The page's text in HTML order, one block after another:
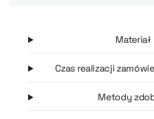
Materiał
Czas realizacji
Metody